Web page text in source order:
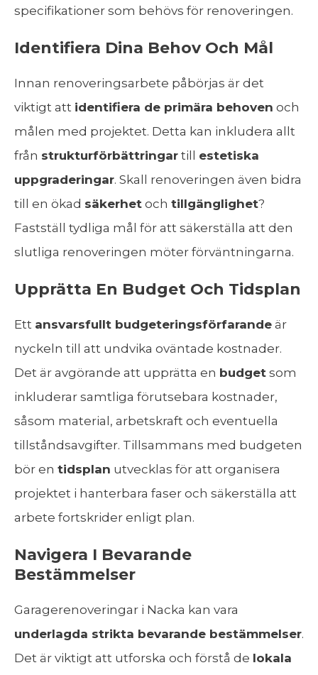
specifikationer som behövs för renoveringen.
Identifiera Dina Behov Och Mål
Innan renoveringsarbete påbörjas är det
viktigt att identifiera de primära behoven och
målen med projektet. Detta kan inkludera allt
från strukturförbättringar till estetiska
uppgraderingar. Skall renoveringen även bidra
till en ökad säkerhet och tillgänglighet?
Fastställ tydliga mål för att säkerställa att den
slutliga renoveringen möter förväntningarna.
Upprätta En Budget Och Tidsplan
Ett ansvarsfullt budgeteringsförfarande är
nyckeln till att undvika oväntade kostnader.
Det är avgörande att upprätta en budget som
inkluderar samtliga förutsebara kostnader,
såsom material, arbetskraft och eventuella
tillståndsavgifter. Tillsammans med budgeten
bör en tidsplan utvecklas för att organisera
projektet i hanterbara faser och säkerställa att
arbete fortskrider enligt plan.
Navigera I Bevarande
Bestämmelser
Garagerenoveringar i Nacka kan vara
underlagda strikta bevarande bestämmelser.
Det är viktigt att utforska och förstå de lokala